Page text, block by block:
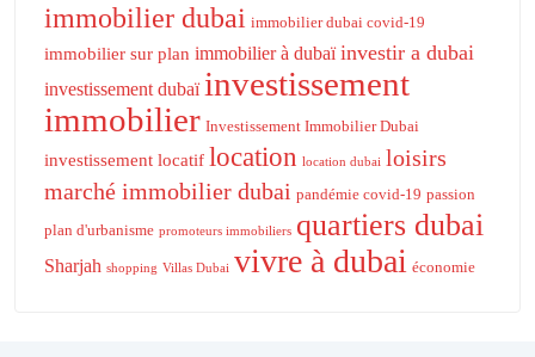
immobilier dubai immobilier dubai covid-19
immobilier sur plan immobilier à dubaï investir a dubai
investissement dubaï investissement
immobilier Investissement Immobilier Dubai
investissement locatif location location dubai loisirs
marché immobilier dubai pandémie covid-19 passion
plan d'urbanisme promoteurs immobiliers quartiers dubai
Sharjah shopping Villas Dubai vivre à dubai économie